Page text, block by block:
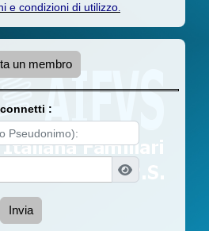
e condizioni di utilizzo.
un membro
:
Invia